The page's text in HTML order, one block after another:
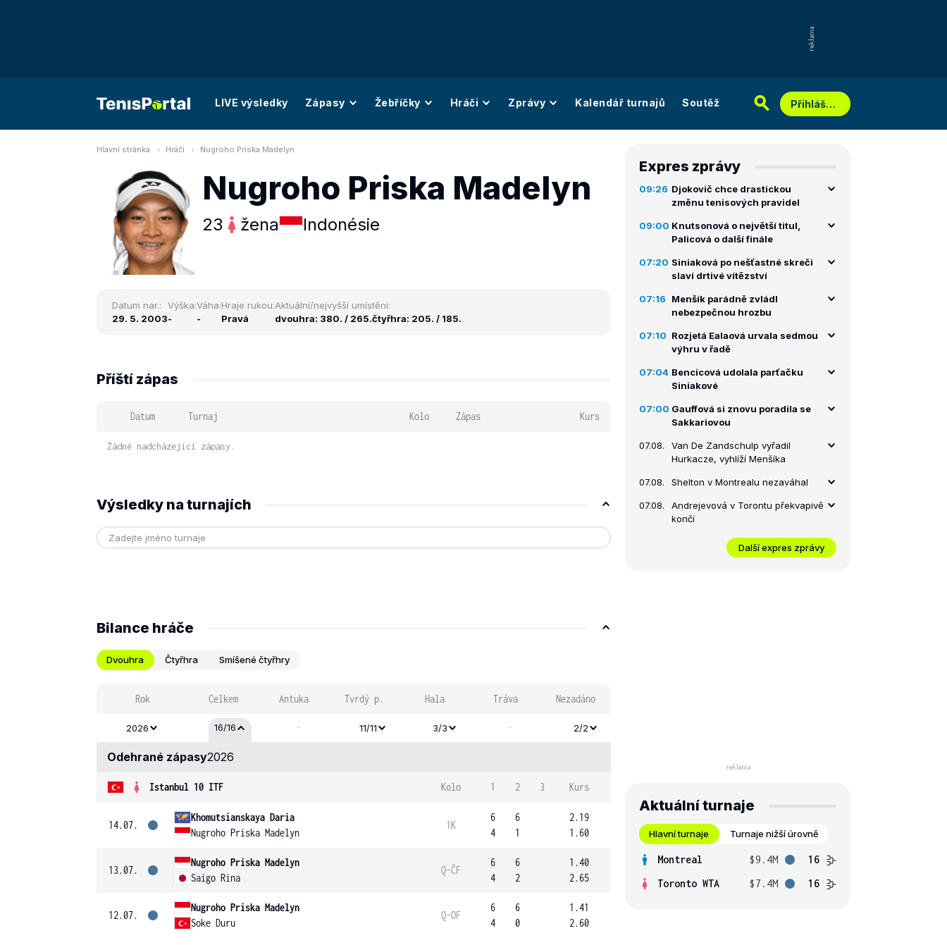
LIVE výsledky Zápasy Žebříčky Hráči Zprávy Kalendář turnajů Soutěž Přihlášení
Hlavní stránka Hráči Nugroho Priska Madelyn
Nugroho Priska Madelyn
23 žena Indonésie
Datum nar.:
29. 5. 2003
Výška:
-
Váha:
-
Hraje rukou:
Pravá
Aktuální/nejvyšší umístění:
dvouhra: 380. / 265.čtyřhra: 205. / 185.
Příští zápas
Datum Turnaj Kolo Zápas Kurs
Žádné nadcházející zápasy.
Výsledky na turnajích
Bilance hráče
Dvouhra Čtyřhra Smíšené čtyřhry
Rok Celkem Antuka Tvrdý p. Hala Tráva Nezadáno
2026 16/16 - 11/11 3/3 - 2/2
Odehrané zápasy2026
Istanbul 10 ITF Kolo 1 2 3 Kurs
14.07.
Khomutsianskaya Daria
Nugroho Priska Madelyn
1K
6
4
6
1
2.19
1.60
13.07.
Nugroho Priska Madelyn
Saigo Rina
Q-ČF
6
4
6
2
1.40
2.65
12.07.
Nugroho Priska Madelyn
Soke Duru
Q-OF
6
4
6
0
1.41
2.60
Expres zprávy
09:26 Djokovič chce drastickou
změnu tenisových pravidel
09:00 Knutsonová o největší titul,
Palicová o další finále
07:20 Siniaková po nešťastné skreči
slaví drtivé vítězství
07:16
Menšík parádně zvládl
nebezpečnou hrozbu
07:10 Rozjetá Ealaová urvala sedmou
výhru v řadě
07:04 Bencicová udolala parťačku
Siniakové
07:00 Gauffová si znovu poradila se
Sakkariovou
07.08.
Van De Zandschulp vyřadil
Hurkacze, vyhlíží Menšíka
07.08. Shelton v Montrealu nezaváhal
07.08.
Andrejevová v Torontu překvapivě
končí
Další expres zprávy
Aktuální turnaje
Hlavní turnaje Turnaje nižší úrovně
Montreal $9.4M
16
Toronto WTA
$7.4M 16